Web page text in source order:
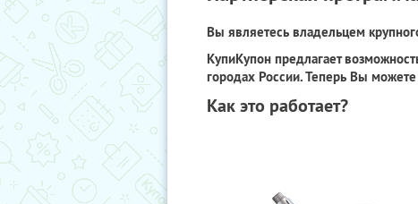
Вы являетесь владельцем
КупиКупон предлагает
городах России. Теперь Вы
Как это работает?